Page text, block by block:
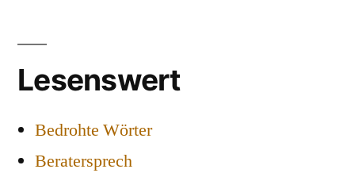
Lesenswert
Bedrohte Wörter
Beratersprech